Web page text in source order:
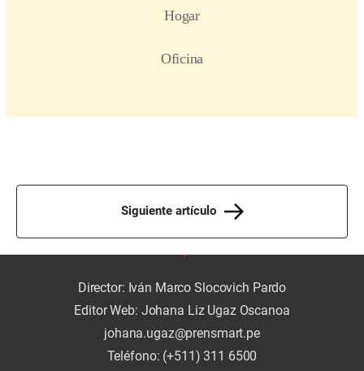
Siguiente artículo
Director: Iván Marco Slocovich Pardo
Editor Web: Johana Liz Ugaz Oscanoa
johana.ugaz@prensmart.pe
Teléfono: (+511) 311 6500